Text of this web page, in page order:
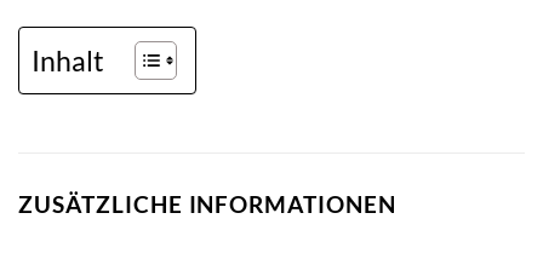
Inhalt
ZUSÄTZLICHE INFORMATIONEN